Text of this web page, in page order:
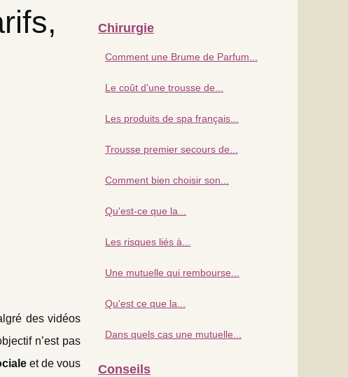
des vidéos
n’est pas
et de vous
Chirurgie
Comment une Brume de Parfum...
Le coût d'une trousse de...
Les produits de spa français...
Trousse premier secours de...
Comment bien choisir son...
Qu'est-ce que la...
Les risques liés à...
Une mutuelle qui rembourse...
Qu'est ce que la...
Dans quels cas une mutuelle...
Conseils